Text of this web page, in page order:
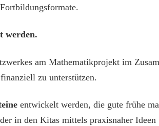
werden.
am Mathematikprojekt im
zu unterstützen.
entwickelt werden, die gute frühe
in den Kitas mittels praxisnaher Ideen